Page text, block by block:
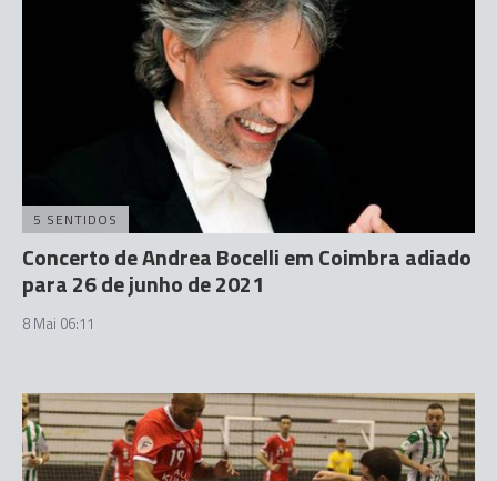
5 SENTIDOS
Concerto de Andrea Bocelli em Coimbra adiado
para 26 de junho de 2021
8 Mai 06:11